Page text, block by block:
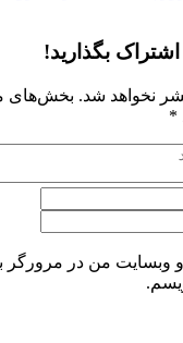
اشتراک بگذارید!
نخواهد شد. بخش‌های
*
و وبسایت من در مرورگر